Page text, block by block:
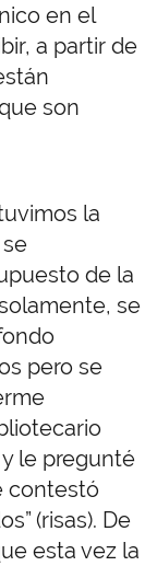
en el
a partir de
son
la
de la
se
pero se
le pregunté
contestó
(risas). De
esta vez la